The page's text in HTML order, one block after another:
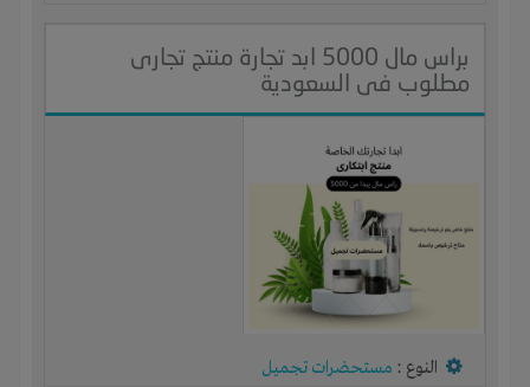
براس مال 5000 ابد تجارة منتج تجارى
مطلوب فى السعودية
النوع : مستحضرات تجميل